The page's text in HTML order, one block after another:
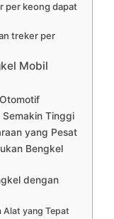
per keong dapat
treker per
Mobil
Tinggi
yang Pesat
Bengkel
dengan
Alat yang Tepat